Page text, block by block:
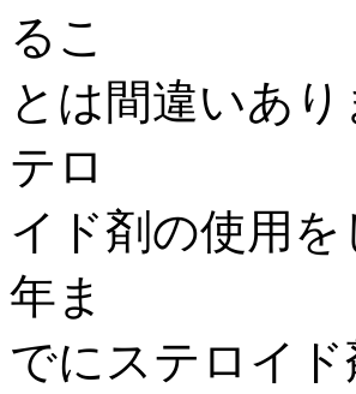
るこ
とは間違いあ
テロ
イド剤の使用
年ま
でにステロイ